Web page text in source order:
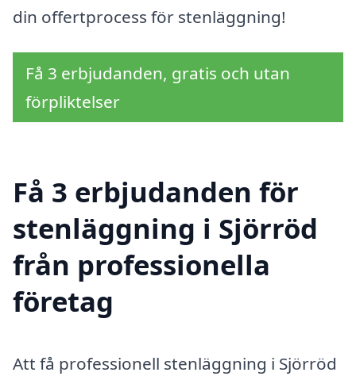
din offertprocess för stenläggning!
Få 3 erbjudanden, gratis och utan
förpliktelser
Få 3 erbjudanden för
stenläggning i Sjörröd
från professionella
företag
Att få professionell stenläggning i Sjörröd